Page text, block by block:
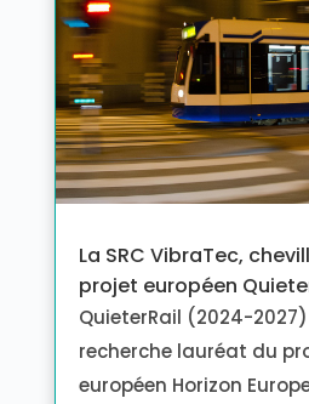
La SRC VibraTec,
projet européen
QuieterRail (2024-
recherche lauréat du
européen Horizon